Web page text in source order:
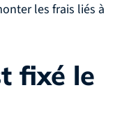
les frais liés à
fixé le